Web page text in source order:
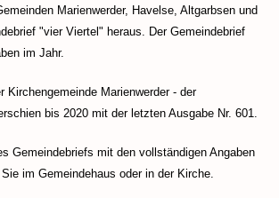
Marienwerder, Havelse, Altgarbsen und
"vier Viertel" heraus. Der Gemeindebrief
im Jahr.
Kirchengemeinde Marienwerder - der
bis 2020 mit der letzten Ausgabe Nr. 601.
Gemeindebriefs mit den vollständigen Angaben
im Gemeindehaus oder in der Kirche.